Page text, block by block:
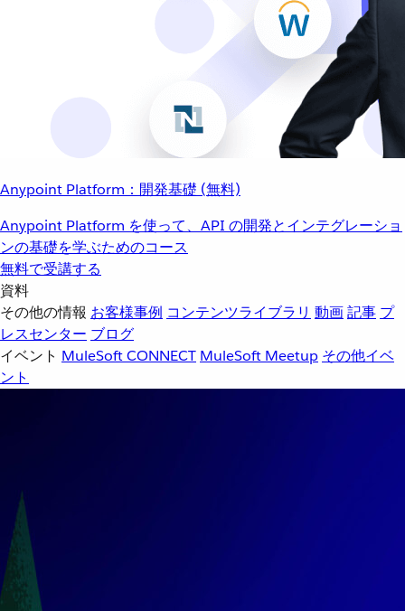
Anypoint Platform：開発基礎 (無料)
Anypoint Platform を使って、API の開発とインテグレーショ
ンの基礎を学ぶためのコース
無料で受講する
資料
その他の情報 お客様事例 コンテンツライブラリ 動画記事 プ
レスセンター ブログ
イベント MuleSoft CONNECT MuleSoft Meetup その他イベ
ント